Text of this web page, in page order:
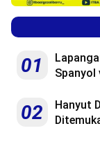
01
Spanyol
02
Hanyut